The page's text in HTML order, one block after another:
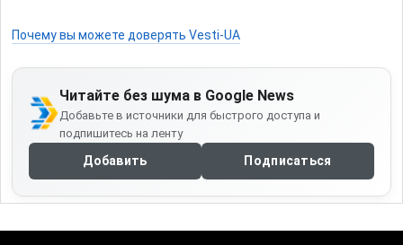
Почему вы можете доверять Vesti-UA
Читайте без шума в Google News
Добавьте в источники для быстрого доступа и
подпишитесь на ленту
Добавить Подписаться